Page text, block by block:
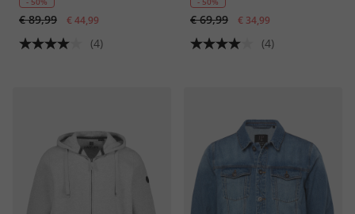
€ 89,99 € 44,99
(4)
€ 69,99 € 34,99
(4)